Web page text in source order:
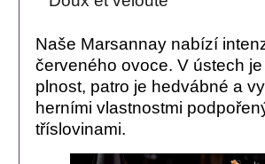
Naše Marsannay nabízí
červeného ovoce. V ústech
plnost, patro je hedvábné a
herními vlastnostmi
tříslovinami.